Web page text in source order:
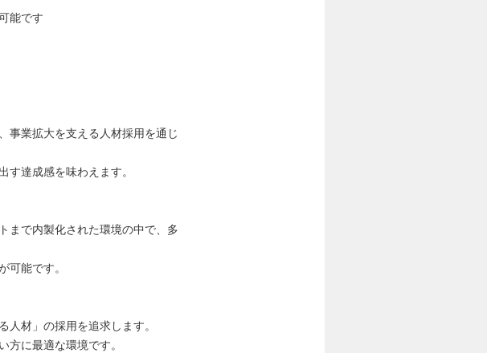
能です
事業拡大を支える人材採用を通じ
す達成感を味わえます。
まで内製化された環境の中で、多
可能です。
材」の採用を追求します。
方に最適な環境です。